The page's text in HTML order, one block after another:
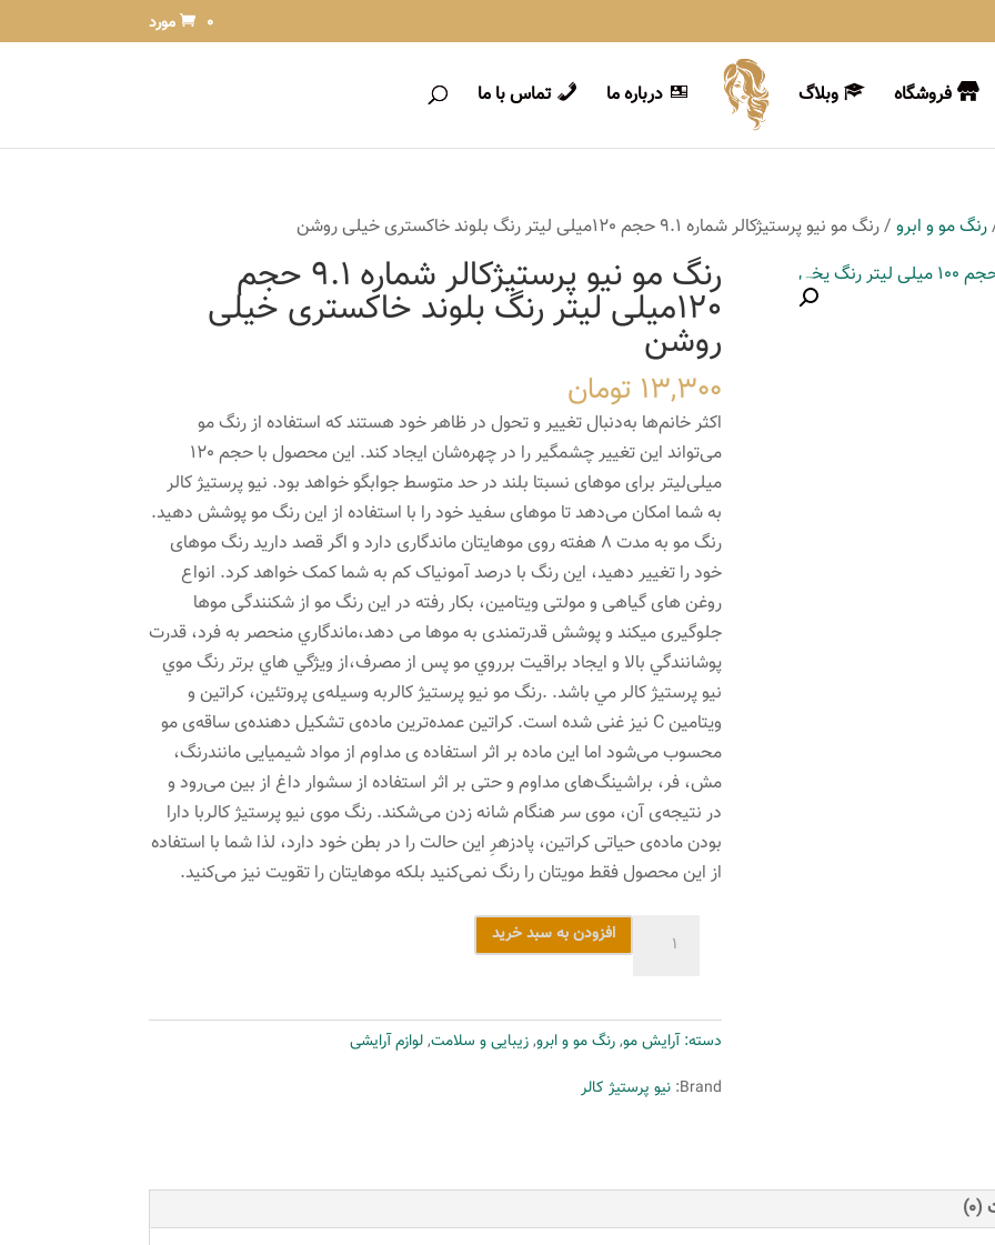
0 مورد
فروشگاه وبلاگ درباره ما تماس با ما
رنگ مو و ابرو / رنگ مو نیو پرستیژکالر شماره 9.1 حجم 120میلی لیتر رنگ بلوند خاکستری خیلی روشن
رنگ مو نیو پرستیژکالر شماره 9.1 حجم
120میلی لیتر رنگ بلوند خاکستری خیلی
روشن
13,300 تومان
اکثر خانم‌ها به‌دنبال تغییر و تحول در ظاهر خود هستند که استفاده از رنگ مو
می‌تواند این تغییر چشمگیر را در چهره‌شان ایجاد کند. این محصول با حجم 120
میلی‌لیتر برای موهای نسبتا بلند در حد متوسط جوابگو خواهد بود. نیو پرستیژ کالر
به شما امکان می‌دهد تا موهای سفید خود را با استفاده از این رنگ مو پوشش دهید.
رنگ مو به مدت 8 هفته روی موهایتان ماندگاری دارد و اگر قصد دارید رنگ موهای
خود را تغییر دهید، این رنگ با درصد آمونیاک کم به شما کمک خواهد کرد. انواع
روغن های گیاهی و مولتی ویتامین، بکار رفته در این رنگ مو از شکنندگی موها
جلوگیری میکند و پوشش قدرتمندی به موها می دهد،ماندگاري منحصر به فرد، قدرت
پوشانندگي بالا و ايجاد براقيت برروي مو پس از مصرف،از ويژگي هاي برتر رنگ موي
نیو پرستیژ کالر مي باشد. .رنگ مو نیو پرستیژ کالربه وسیله‌ی پروتئین، کراتین و
ویتامین C نیز غنی شده است. کراتین عمده‌ترین ماده‌ی تشکیل دهنده‌ی ساقه‌ی مو
محسوب می‌شود اما این ماده بر اثر استفاده ی مداوم از مواد شیمیایی مانندرنگ،
مش، فر، براشینگ‌های مداوم و حتی بر اثر استفاده از سشوار داغ از بین می‌رود و
در نتیجه‌ی آن، موی سر هنگام شانه زدن می‌شکند. رنگ موی نیو پرستیژ کالربا دارا
بودن ماده‌ی حیاتی کراتین، پادزهرِ این حالت را در بطن خود دارد، لذا شما با استفاده
از این محصول فقط مویتان را رنگ نمی‌کنید بلکه موهایتان را تقویت نیز می‌کنید.
پرستیژکالر
شماره
9.1
رنگ
بلوند
افزودن به سبد خرید
دسته:آرایش مو,رنگ مو و ابرو,زیبایی و سلامت,لوازم آرایشی
Brand: نیو پرستیژ کالر